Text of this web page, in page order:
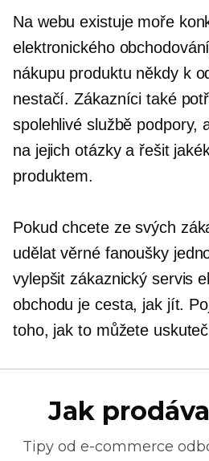
Na webu existuje moře
elektronického
nákupu produktu někdy k
nestačí. Zákazníci také
spolehlivé službě podpory,
na jejich otázky a řešit
produktem.
Pokud chcete ze svých
udělat věrné fanoušky
vylepšit zákaznický servis
obchodu je cesta, jak jít.
toho, jak to můžete
Jak
Tipy od e-commerce